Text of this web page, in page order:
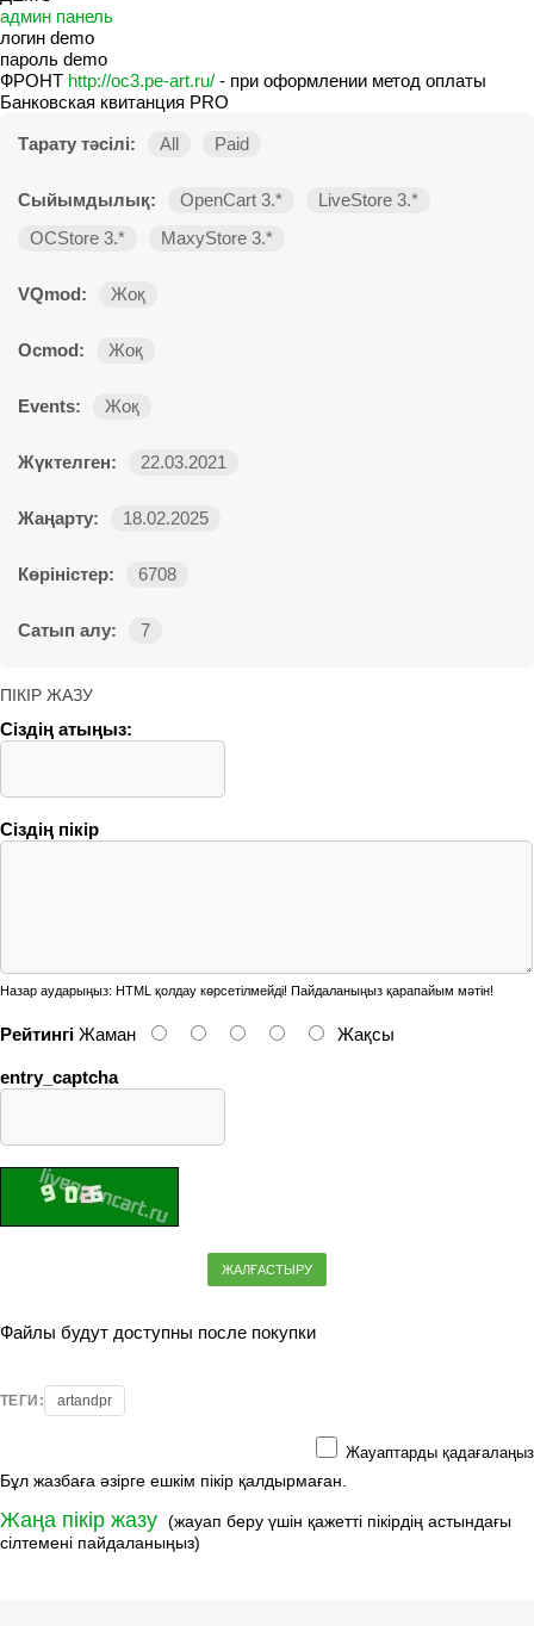
админ панель
логин demo
пароль demo
ФРОНТ http://oc3.pe-art.ru/ - при оформлении метод оплаты
Банковская квитанция PRO
Тарату тәсілі: All Paid
Сыйымдылық: OpenCart 3.*
LiveStore 3.*
OCStore 3.*
MaxyStore 3.*
VQmod: Жоқ
Ocmod: Жоқ
Events: Жоқ
Жүктелген: 22.03.2021
Жаңарту: 18.02.2025
Көріністер: 6708
Сатып алу: 7
ПІКІР ЖАЗУ
Сіздің атыңыз:
Сіздің пікір
Назар аударыңыз: HTML қолдау көрсетілмейді! Пайдаланыңыз қарапайым мәтін!
Рейтингі Жаман Жақсы
entry_captcha
ЖАЛҒАСТЫРУ
Файлы будут доступны после покупки
ТЕГИ: artandpr
Жауаптарды қадағалаңыз
Бұл жазбаға әзірге ешкім пікір қалдырмаған.
Жаңа пікір жазу (жауап беру үшін қажетті пікірдің астындағы
сілтемені пайдаланыңыз)